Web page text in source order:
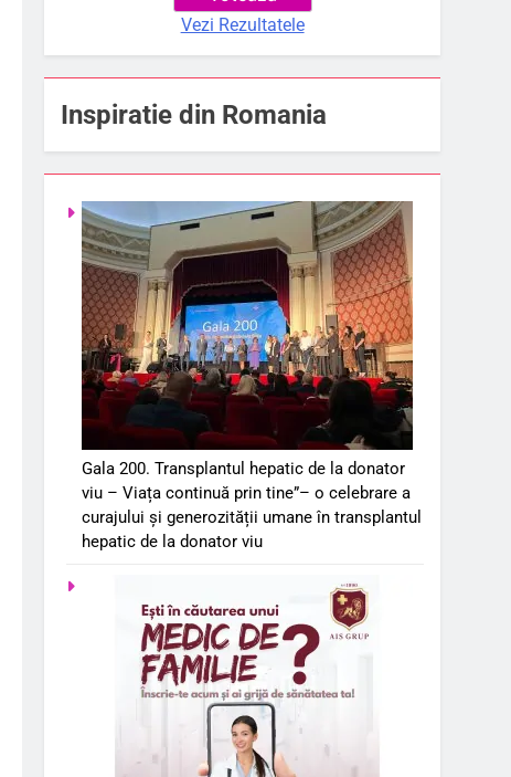
Vezi Rezultatele
Inspiratie din Romania
Gala 200. Transplantul hepatic de la donator
viu – Viața continuă prin tine”– o celebrare a
curajului și generozității umane în transplantul
hepatic de la donator viu